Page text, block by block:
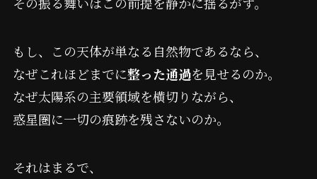
もし、この天体が単なる自然物であるなら、
なぜこれほどまでに整った通過を見せるのか。
なぜ太陽系の主要領域を横切りながら、
惑星圏に一切の痕跡を残さないのか。
それはまるで、